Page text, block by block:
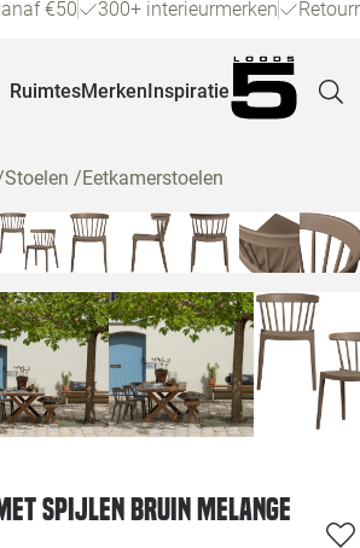
€50 300+ interieurmerken
RuimtesMerkenInspiratie
Stoelen /Eetkamerstoelen
spijlen bruin melange